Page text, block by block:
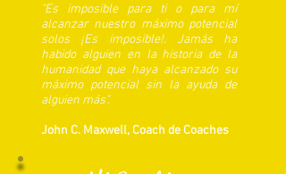
"Es imposible para ti o para mí
alcanzar nuestro máximo potencial
solos ¡Es imposible!. Jamás ha
habido alguien en la historia de la
humanidad que haya alcanzado su
máximo potencial sin la ayuda de
alguien más".
John C. Maxwell, Coach de Coaches